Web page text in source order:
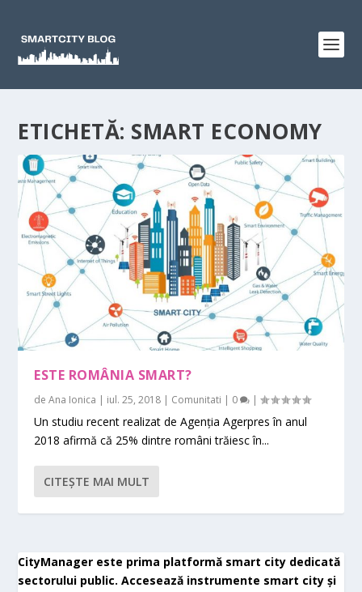
ETICHETĂ: SMART ECONOMY
ESTE ROMÂNIA SMART?
deAna Ionica | iul. 25, 2018 | Comunitati | 0 |
Un studiu recent realizat de Agenția Agerpres în anul
2018 afirmă că 25% dintre români trăiesc în...
CITEŞTE MAI MULT
CityManager este prima platformă smart city dedicată
sectorului public. Accesează instrumente smart city și